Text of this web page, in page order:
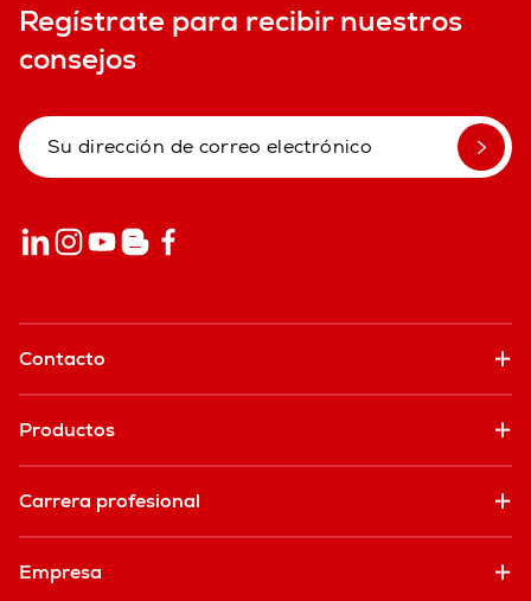
Regístrate para recibir nuestros
consejos
Contacto
Productos
Carrera profesional
Empresa